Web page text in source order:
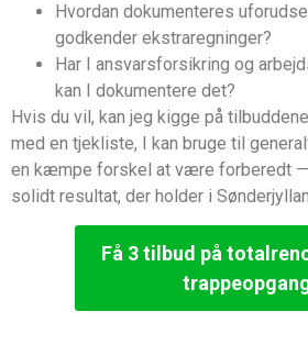
Hvordan dokumenteres
godkender ekstraregninger?
Har I ansvarsforsikring og
kan I dokumentere det?
Hvis du vil, kan jeg kigge på
med en tjekliste, I kan bruge til
en kæmpe forskel at være forberedt
solidt resultat, der holder i
Få 3 tilbud på